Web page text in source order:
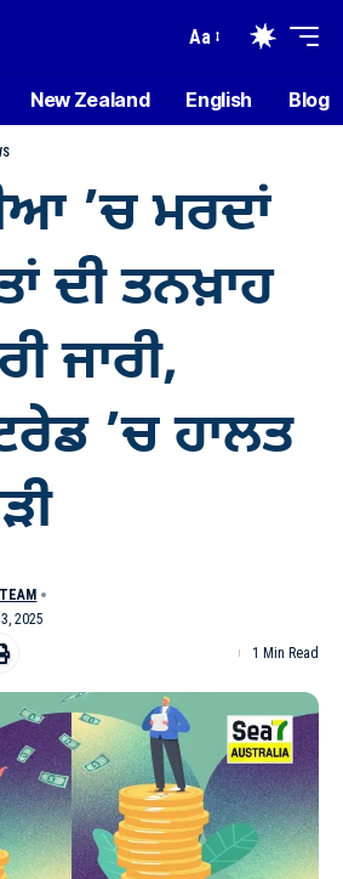
Aa
New Zealand English Blog
’ਚ ਮਰਦਾਂ
ਦੀ ਤਨਖ਼ਾਹ
ਜਾਰੀ,
’ਚ ਹਾਲਤ
2025
1 Min Read